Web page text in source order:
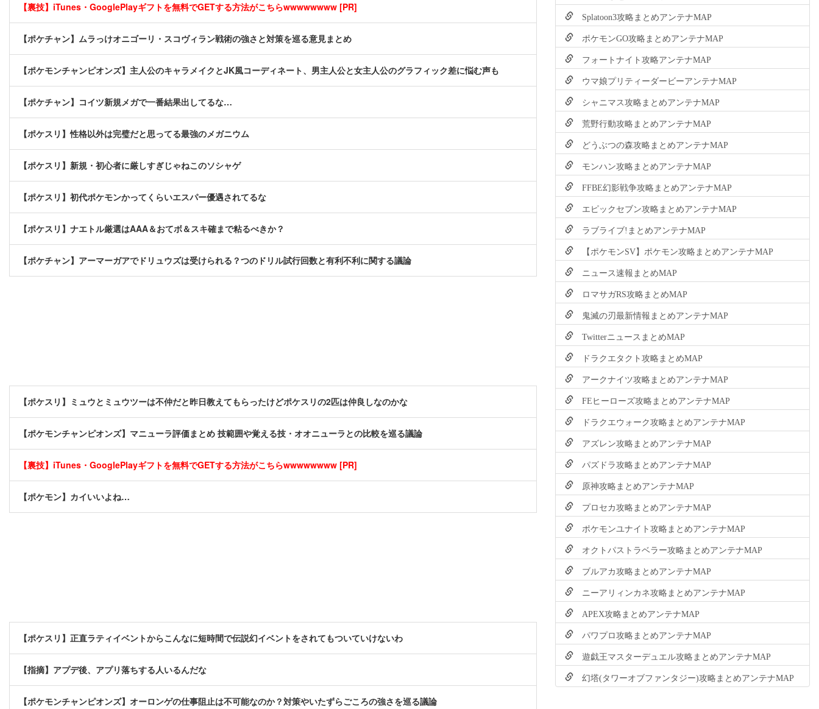
【裏技】iTunes・GooglePlayギフトを無料でGETする方法がこちらwwwwwwww [PR]
【ポケチャン】ムラっけオニゴーリ・スコヴィラン戦術の強さと対策を巡る意見まとめ
【ポケモンチャンピオンズ】主人公のキャラメイクとJK風コーディネート、男主人公と女主人公のグラフィック差に悩む声も
【ポケチャン】コイツ新規メガで一番結果出してるな…
【ポケスリ】性格以外は完璧だと思ってる最強のメガニウム
【ポケスリ】新規・初心者に厳しすぎじゃねこのソシャゲ
【ポケスリ】初代ポケモンかってくらいエスパー優遇されてるな
【ポケスリ】ナエトル厳選はAAA＆おてボ＆スキ確まで粘るべきか？
【ポケチャン】アーマーガアでドリュウズは受けられる？つのドリル試行回数と有利不利に関する議論
【ポケスリ】ミュウとミュウツーは不仲だと昨日教えてもらったけどポケスリの2匹は仲良しなのかな
【ポケモンチャンピオンズ】マニューラ評価まとめ 技範囲や覚える技・オオニューラとの比較を巡る議論
【裏技】iTunes・GooglePlayギフトを無料でGETする方法がこちらwwwwwwww [PR]
【ポケモン】カイいいよね…
【ポケスリ】正直ラティイベントからこんなに短時間で伝説幻イベントをされてもついていけないわ
【指摘】アプデ後、アプリ落ちする人いるんだな
【ポケモンチャンピオンズ】オーロンゲの仕事阻止は不可能なのか？対策やいたずらごころの強さを巡る議論
Splatoon3攻略まとめアンテナMAP
ポケモンGO攻略まとめアンテナMAP
フォートナイト攻略アンテナMAP
ウマ娘プリティーダービーアンテナMAP
シャニマス攻略まとめアンテナMAP
荒野行動攻略まとめアンテナMAP
どうぶつの森攻略まとめアンテナMAP
モンハン攻略まとめアンテナMAP
FFBE幻影戦争攻略まとめアンテナMAP
エピックセブン攻略まとめアンテナMAP
ラブライブ!まとめアンテナMAP
【ポケモンSV】ポケモン攻略まとめアンテナMAP
ニュース速報まとめMAP
ロマサガRS攻略まとめMAP
鬼滅の刃最新情報まとめアンテナMAP
TwitterニュースまとめMAP
ドラクエタクト攻略まとめMAP
アークナイツ攻略まとめアンテナMAP
FEヒーローズ攻略まとめアンテナMAP
ドラクエウォーク攻略まとめアンテナMAP
アズレン攻略まとめアンテナMAP
パズドラ攻略まとめアンテナMAP
原神攻略まとめアンテナMAP
プロセカ攻略まとめアンテナMAP
ポケモンユナイト攻略まとめアンテナMAP
オクトパストラベラー攻略まとめアンテナMAP
ブルアカ攻略まとめアンテナMAP
ニーアリィンカネ攻略まとめアンテナMAP
APEX攻略まとめアンテナMAP
パワプロ攻略まとめアンテナMAP
遊戯王マスターデュエル攻略まとめアンテナMAP
幻塔(タワーオブファンタジー)攻略まとめアンテナMAP